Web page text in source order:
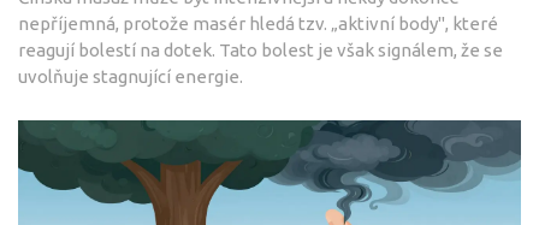
nepříjemná, protože masér hledá tzv. „aktivní body", které
reagují bolestí na dotek. Tato bolest je však signálem, že se
uvolňuje stagnující energie.